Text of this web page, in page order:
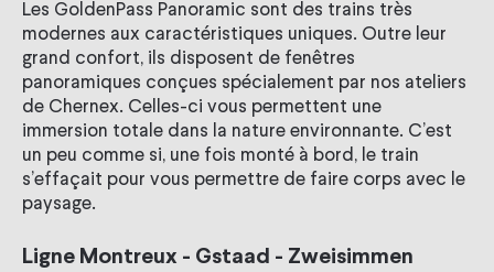
Les GoldenPass Panoramic sont des trains très
modernes aux caractéristiques uniques. Outre leur
grand confort, ils disposent de fenêtres
panoramiques conçues spécialement par nos ateliers
de Chernex. Celles-ci vous permettent une
immersion totale dans la nature environnante. C’est
un peu comme si, une fois monté à bord, le train
s’effaçait pour vous permettre de faire corps avec le
paysage.
Ligne Montreux - Gstaad - Zweisimmen